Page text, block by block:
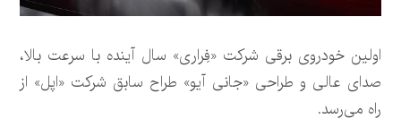
اولین خودروی برقی شرکت «فِراری» سال آینده با سرعت بالا،
صدای عالی و طراحی «جانی آیو» طراح سابق شرکت «اپل» از
راه می‌رسد.